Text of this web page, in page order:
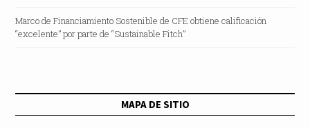
Marco de Financiamiento Sostenible de CFE obtiene calificación
“excelente” por parte de “Sustainable Fitch”
MAPA DE SITIO